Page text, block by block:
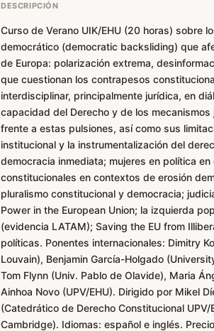
DESCRIPCIÓN
Curso de Verano UIK/EHU (20 horas) sobre
democrático (democratic backsliding) que
de Europa: polarización extrema,
que cuestionan los contrapesos
interdisciplinar, principalmente jurídica, en
capacidad del Derecho y de los
frente a estas pulsiones, así como sus
institucional y la instrumentalización del
democracia inmediata; mujeres en política
constitucionales en contextos de erosión
pluralismo constitucional y democracia;
Power in the European Union; la izquierda
(evidencia LATAM); Saving the EU from
políticas. Ponentes internacionales: Dimitry
Louvain), Benjamin García-Holgado
Tom Flynn (Univ. Pablo de Olavide), Maria
Ainhoa Novo (UPV/EHU). Dirigido por Mikel
(Catedrático de Derecho Constitucional
Cambridge). Idiomas: español e inglés.